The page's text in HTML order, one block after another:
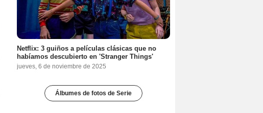
Netflix: 3 guiños a películas clásicas que no
habíamos descubierto en 'Stranger Things'
jueves, 6 de noviembre de 2025
Álbumes de fotos de Serie